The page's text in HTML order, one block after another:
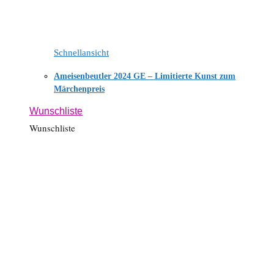
Schnellansicht
Ameisenbeutler 2024 GE – Limitierte Kunst zum
Märchenpreis
Wunschliste
Wunschliste